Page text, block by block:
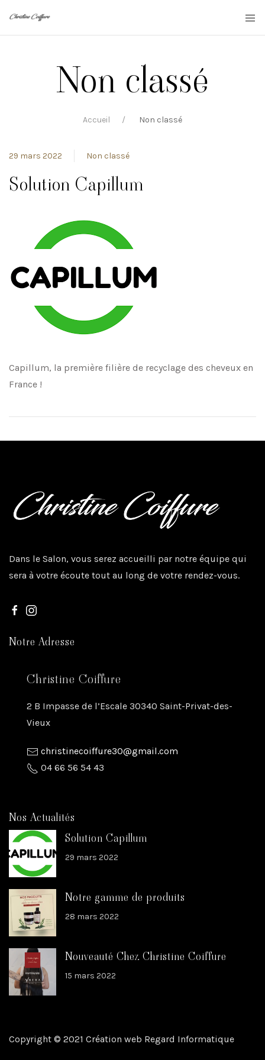
Non classé
Accueil Non classé
29 mars 2022 Non classé
Solution Capillum
Capillum, la première filière de recyclage des cheveux en
France !
Dans le Salon, vous serez accueilli par notre équipe qui
sera à votre écoute tout au long de votre rendez-vous.
Notre Adresse
Christine Coiffure
2 B Impasse de l’Escale 30340 Saint-Privat-des-
Vieux
christinecoiffure30@gmail.com
04 66 56 54 43
Nos Actualités
Solution Capillum
29 mars 2022
Notre gamme de produits
28 mars 2022
Nouveauté Chez Christine Coiffure
15 mars 2022
Copyright © 2021 Création web Regard Informatique